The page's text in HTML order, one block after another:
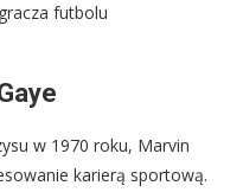
futbolu
w 1970 roku, Marvin
karierą sportową.